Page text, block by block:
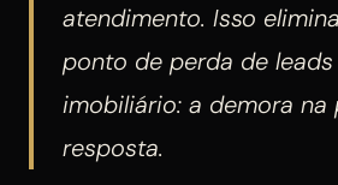
atendimento. Isso
ponto de perda de
imobiliário: a demora na
resposta.